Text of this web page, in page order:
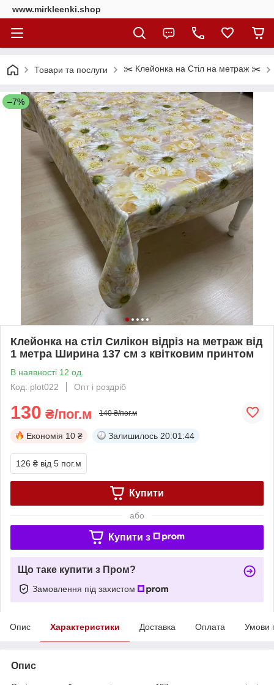
www.mirkleenki.shop
Товари та послуги ✂️ Клейонка на Стіл на метраж ✂️
–7%
Клейонка на стіл Силікон відріз на метраж від
1 метра Ширина 137 см з квітковим принтом
В наявності 12 од.
Код: plot022
Опт і роздріб
130 ₴/пог.м 140 ₴/пог.м
Економія 10 ₴ Залишилось 20:01:44
126 ₴ від 5 пог.м
Купити
або
Купити з
Що таке купити з Пром?
Замовлення під захистом
Опис Характеристики Доставка Оплата Умови
Опис